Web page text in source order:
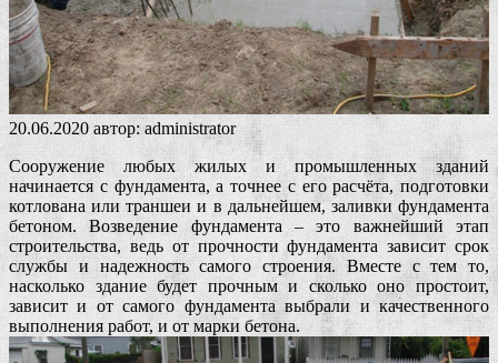
20.06.2020 автор:administrator
Сооружение любых жилых и промышленных зданий
начинается с фундамента, а точнее с его расчёта, подготовки
котлована или траншеи и в дальнейшем, заливки фундамента
бетоном. Возведение фундамента – это важнейший этап
строительства, ведь от прочности фундамента зависит срок
службы и надежность самого строения. Вместе с тем то,
насколько здание будет прочным и сколько оно простоит,
зависит и от самого фундамента выбрали и качественного
выполнения работ, и от марки бетона.